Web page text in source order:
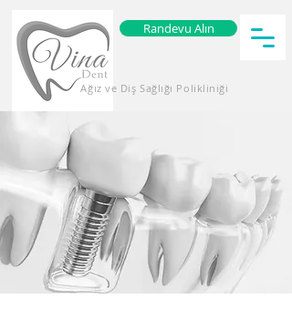
Ağız ve Diş Sağlığı Polikliniği
Randevu Alın